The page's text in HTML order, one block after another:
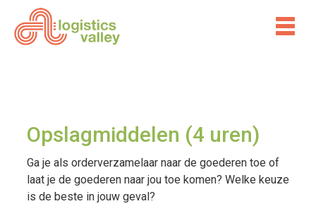
Opslagmiddelen (4 uren)
Ga je als orderverzamelaar naar de goederen toe of
laat je de goederen naar jou toe komen? Welke keuze
is de beste in jouw geval?